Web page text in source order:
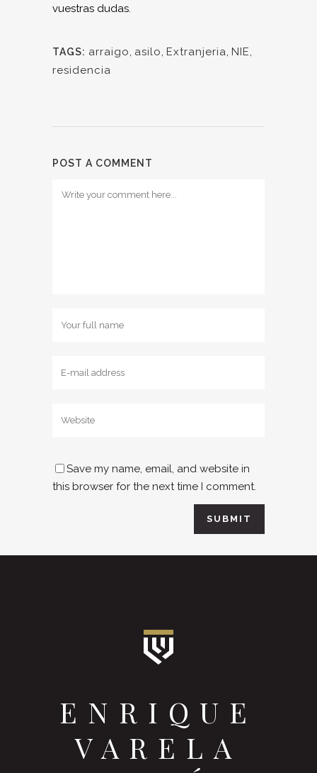
vuestras dudas.
TAGS: arraigo, asilo, Extranjeria, NIE,
residencia
POST A COMMENT
Save my name, email, and website in
this browser for the next time I comment.
ENRIQUE
VARELA